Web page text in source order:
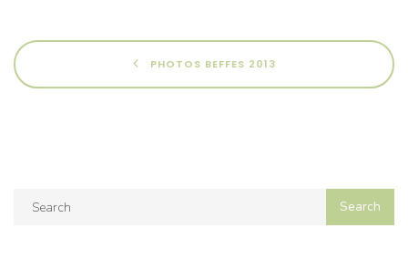
PHOTOS BEFFES 2013